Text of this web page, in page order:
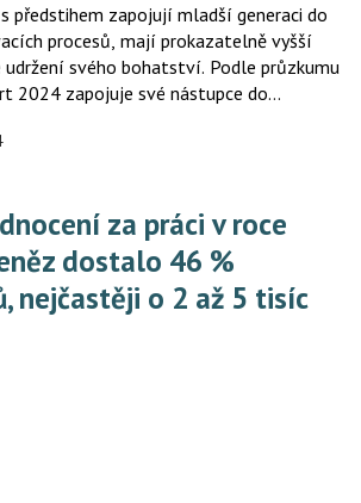
předstihem zapojují mladší generaci do
procesů, mají prokazatelně vyšší
udržení svého bohatství. Podle průzkumu
2024 zapojuje své nástupce do
dostalo 46 %
nejčastěji o 2 až 5 tisíc